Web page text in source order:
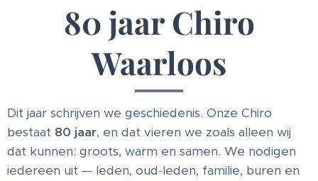
80 jaar Chiro
Waarloos
Dit jaar schrijven we geschiedenis. Onze Chiro
bestaat 80 jaar, en dat vieren we zoals alleen wij
dat kunnen: groots, warm en samen. We nodigen
iedereen uit — leden, oud-leden, familie, buren en